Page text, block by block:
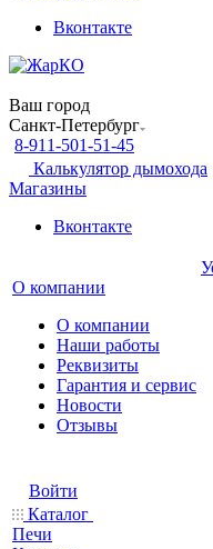
Вконтакте
Ваш город
Санкт-Петербург
8-911-501-51-45
Калькулятор дымохода
Магазины
Вконтакте
О компании
О компании
Наши работы
Реквизиты
Гарантия и сервис
Новости
Отзывы
Войти
Каталог
Печи